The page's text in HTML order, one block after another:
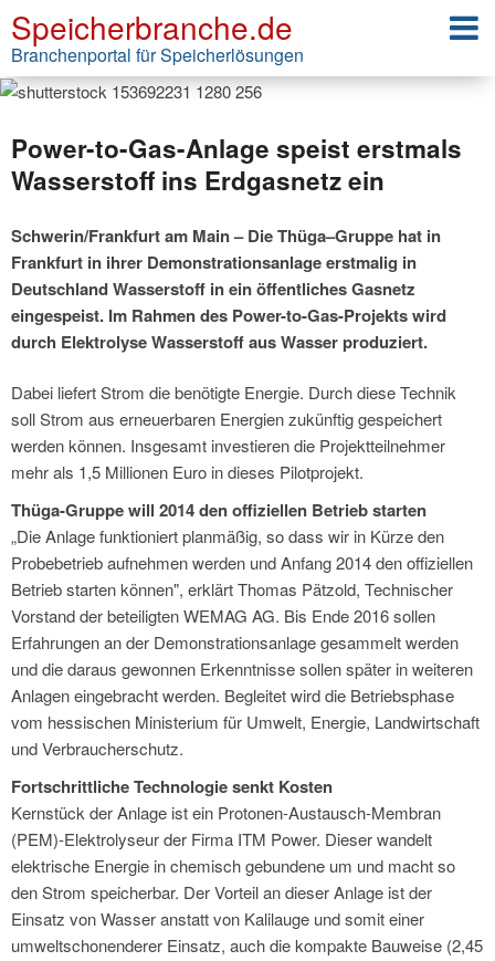
Speicherbranche.de
Branchenportal für Speicherlösungen
Power-to-Gas-Anlage speist erstmals
Wasserstoff ins Erdgasnetz ein
Schwerin/Frankfurt am Main – Die Thüga–Gruppe hat in
Frankfurt in ihrer Demonstrationsanlage erstmalig in
Deutschland Wasserstoff in ein öffentliches Gasnetz
eingespeist. Im Rahmen des Power-to-Gas-Projekts wird
durch Elektrolyse Wasserstoff aus Wasser produziert.
Dabei liefert Strom die benötigte Energie. Durch diese Technik
soll Strom aus erneuerbaren Energien zukünftig gespeichert
werden können. Insgesamt investieren die Projektteilnehmer
mehr als 1,5 Millionen Euro in dieses Pilotprojekt.
Thüga-Gruppe will 2014 den offiziellen Betrieb starten
„Die Anlage funktioniert planmäßig, so dass wir in Kürze den
Probebetrieb aufnehmen werden und Anfang 2014 den offiziellen
Betrieb starten können", erklärt Thomas Pätzold, Technischer
Vorstand der beteiligten WEMAG AG. Bis Ende 2016 sollen
Erfahrungen an der Demonstrationsanlage gesammelt werden
und die daraus gewonnen Erkenntnisse sollen später in weiteren
Anlagen eingebracht werden. Begleitet wird die Betriebsphase
vom hessischen Ministerium für Umwelt, Energie, Landwirtschaft
und Verbraucherschutz.
Fortschrittliche Technologie senkt Kosten
Kernstück der Anlage ist ein Protonen-Austausch-Membran
(PEM)-Elektrolyseur der Firma ITM Power. Dieser wandelt
elektrische Energie in chemisch gebundene um und macht so
den Strom speicherbar. Der Vorteil an dieser Anlage ist der
Einsatz von Wasser anstatt von Kalilauge und somit einer
umweltschonenderer Einsatz, auch die kompakte Bauweise (2,45